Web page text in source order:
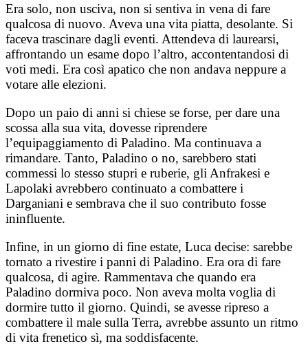
Era solo, non usciva, non si sentiva in vena di fare
qualcosa di nuovo. Aveva una vita piatta, desolante. Si
faceva trascinare dagli eventi. Attendeva di laurearsi,
affrontando un esame dopo l’altro, accontentandosi di
voti medi. Era così apatico che non andava neppure a
votare alle elezioni.
Dopo un paio di anni si chiese se forse, per dare una
scossa alla sua vita, dovesse riprendere
l’equipaggiamento di Paladino. Ma continuava a
rimandare. Tanto, Paladino o no, sarebbero stati
commessi lo stesso stupri e ruberie, gli Anfrakesi e
Lapolaki avrebbero continuato a combattere i
Darganiani e sembrava che il suo contributo fosse
ininfluente.
Infine, in un giorno di fine estate, Luca decise: sarebbe
tornato a rivestire i panni di Paladino. Era ora di fare
qualcosa, di agire. Rammentava che quando era
Paladino dormiva poco. Non aveva molta voglia di
dormire tutto il giorno. Quindi, se avesse ripreso a
combattere il male sulla Terra, avrebbe assunto un ritmo
di vita frenetico sì, ma soddisfacente.